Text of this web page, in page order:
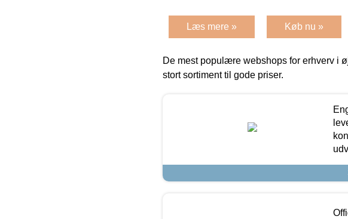
Læs mere » Køb nu »
De mest populære webshops for erhverv i
stort sortiment til gode priser.